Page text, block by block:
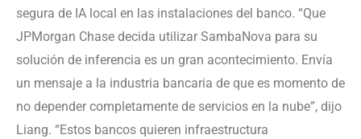
segura de IA local en las instalaciones del banco. “Que
JPMorgan Chase decida utilizar SambaNova para su
solución de inferencia es un gran acontecimiento. Envía
un mensaje a la industria bancaria de que es momento de
no depender completamente de servicios en la nube”, dijo
Liang. “Estos bancos quieren infraestructura